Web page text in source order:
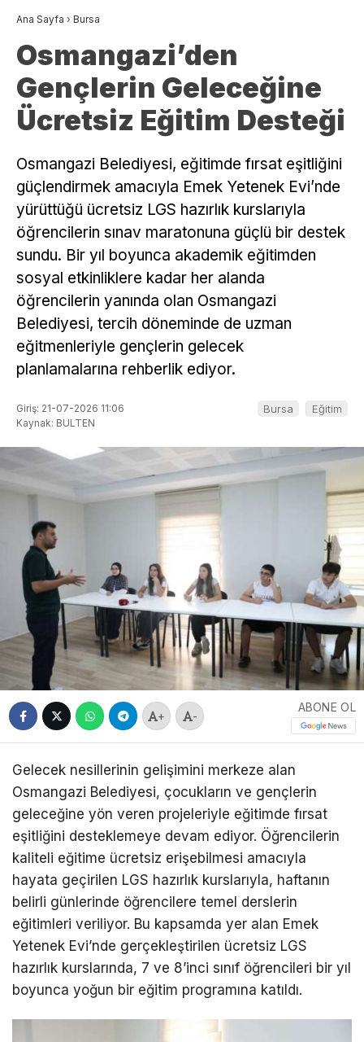
Ana Sayfa › Bursa
Osmangazi’den
Gençlerin Geleceğine
Ücretsiz Eğitim Desteği
Osmangazi Belediyesi, eğitimde fırsat eşitliğini
güçlendirmek amacıyla Emek Yetenek Evi’nde
yürüttüğü ücretsiz LGS hazırlık kurslarıyla
öğrencilerin sınav maratonuna güçlü bir destek
sundu. Bir yıl boyunca akademik eğitimden
sosyal etkinliklere kadar her alanda
öğrencilerin yanında olan Osmangazi
Belediyesi, tercih döneminde de uzman
eğitmenleriyle gençlerin gelecek
planlamalarına rehberlik ediyor.
Giriş: 21-07-2026 11:06
Kaynak: BULTEN
Bursa Eğitim
+ -
ABONE OL
Gelecek nesillerinin gelişimini merkeze alan
Osmangazi Belediyesi, çocukların ve gençlerin
geleceğine yön veren projeleriyle eğitimde fırsat
eşitliğini desteklemeye devam ediyor. Öğrencilerin
kaliteli eğitime ücretsiz erişebilmesi amacıyla
hayata geçirilen LGS hazırlık kurslarıyla, haftanın
belirli günlerinde öğrencilere temel derslerin
eğitimleri veriliyor. Bu kapsamda yer alan Emek
Yetenek Evi’nde gerçekleştirilen ücretsiz LGS
hazırlık kurslarında, 7 ve 8’inci sınıf öğrencileri bir yıl
boyunca yoğun bir eğitim programına katıldı.